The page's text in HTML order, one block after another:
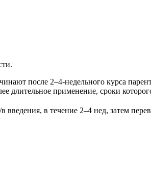
после 2–4-недельного курса
длительное применение, сроки
в введения, в течение 2–4 нед, затем